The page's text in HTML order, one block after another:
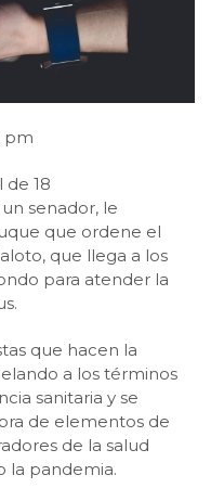
pm
de 18
senador, le
que ordene el
que llega a los
para atender la
que hacen la
a los términos
sanitaria y se
de elementos de
de la salud
la pandemia.